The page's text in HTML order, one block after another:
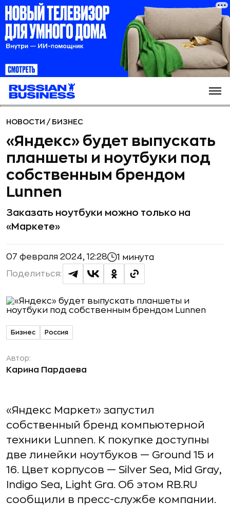
НОВОСТИ / БИЗНЕС
«Яндекс» будет выпускать
планшеты и ноутбуки под
собственным брендом
Lunnen
Заказать ноутбуки можно только на
«Маркете»
07 февраля 2024, 12:28 1 минута
Поделиться:
Бизнес Россия
Автор:
Карина Пардаева
«Яндекс Маркет» запустил
собственный бренд компьютерной
техники Lunnen. К покупке доступны
две линейки ноутбуков — Ground 15 и
16. Цвет корпусов — Silver Sea, Mid Gray,
Indigo Sea, Light Gra. Об этом RB.RU
сообщили в пресс-службе компании.